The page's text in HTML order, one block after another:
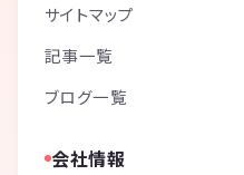
サイトマップ
記事一覧
ブログ一覧
会社情報